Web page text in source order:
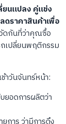
ยนแปลง คู่แข่ง
ดราคาสินค้าเพื่อ
วัดกันที่ว่าคุณซื้อ
เปลี่ยนพฤติกรรม
าวันจันทร์หน้า:
ยอดการผลิตว่า